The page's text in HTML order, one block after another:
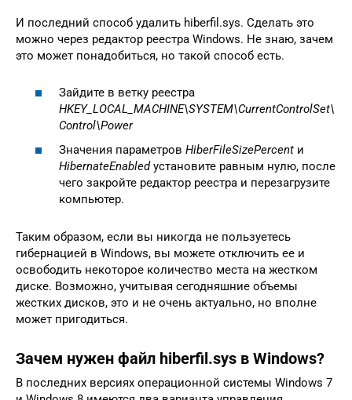
И последний способ удалить hiberfil.sys. Сделать это
можно через редактор реестра Windows. Не знаю, зачем
это может понадобиться, но такой способ есть.
Зайдите в ветку реестра
HKEY_LOCAL_MACHINE\SYSTEM\CurrentControlSet\
Control\Power
Значения параметров HiberFileSizePercent и
HibernateEnabledустановите равным нулю, после
чего закройте редактор реестра и перезагрузите
компьютер.
Таким образом, если вы никогда не пользуетесь
гибернацией в Windows, вы можете отключить ее и
освободить некоторое количество места на жестком
диске. Возможно, учитывая сегодняшние объемы
жестких дисков, это и не очень актуально, но вполне
может пригодиться.
Зачем нужен файл hiberfil.sys в Windows?
В последних версиях операционной системы Windows 7